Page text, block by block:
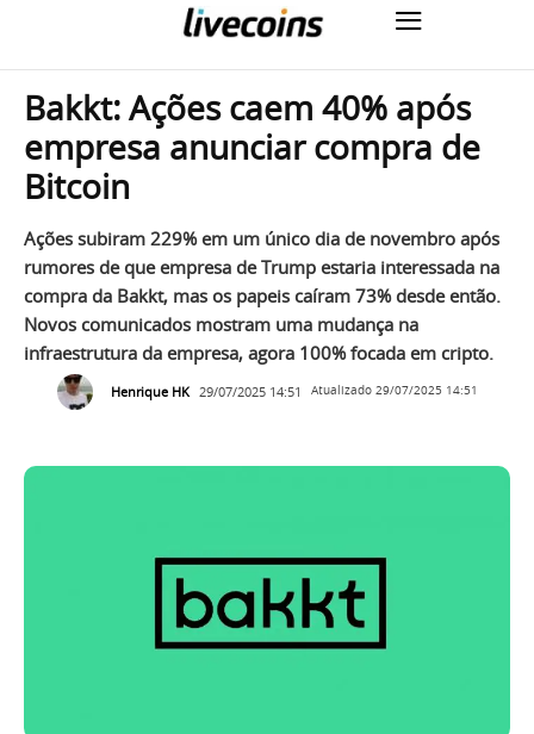
Bakkt: Ações caem 40% após
empresa anunciar compra de
Bitcoin
Ações subiram 229% em um único dia de novembro após
rumores de que empresa de Trump estaria interessada na
compra da Bakkt, mas os papeis caíram 73% desde então.
Novos comunicados mostram uma mudança na
infraestrutura da empresa, agora 100% focada em cripto.
Henrique HK 29/07/2025 14:51 Atualizado 29/07/2025 14:51